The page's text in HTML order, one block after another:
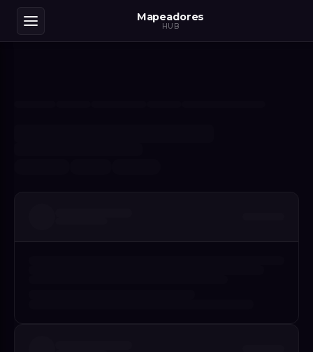
Mapeadores
HUB